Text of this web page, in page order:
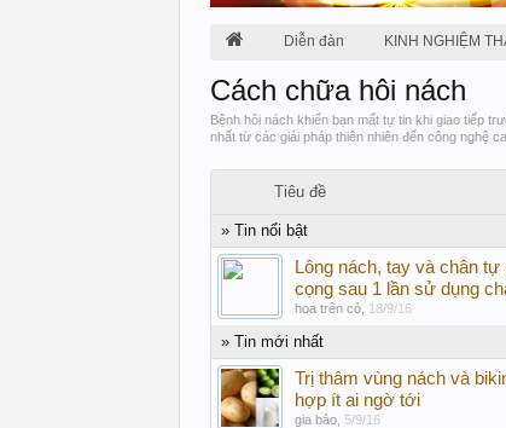
Diễn đàn KINH NGHIỆM
Cách chữa hôi nách
Bệnh hôi nách khiến bạn mất tự tin khi giao tiếp
nhất từ các giải pháp thiên nhiên đến công nghệ
Tiêu đề
» Tin nổi bật
Lông nách, tay và chân tự
cọng sau 1 lần sử dụng
hoa trên cỏ 18/9/16
» Tin mới nhất
Trị thâm vùng nách và
hợp ít ai ngờ tới
gia bảo 5/9/16